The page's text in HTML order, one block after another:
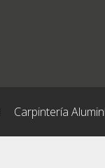
Carpintería